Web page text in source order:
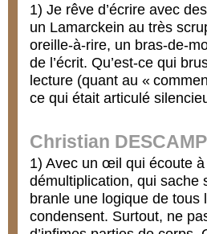
1) Je rêve d’écrire avec
un Lamarckein au très
oreille-à-rire, un bras-de-
de l’écrit. Qu’est-ce qui
lecture (quant au «
ce qui était articulé
Christian
1) Avec un œil qui écoute
démultiplication, qui sache
branle une logique de
condensent. Surtout, ne